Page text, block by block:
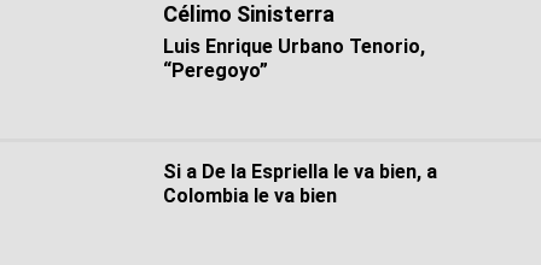
Célimo Sinisterra
Luis Enrique Urbano Tenorio,
“Peregoyo”
Si a De la Espriella le va bien, a
Colombia le va bien